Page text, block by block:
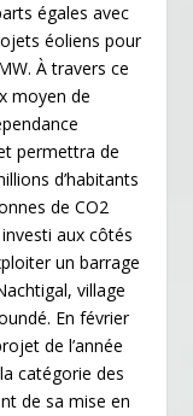
égales avec
éoliens pour
À travers ce
moyen de
permettra de
d’habitants
de CO2
aux côtés
un barrage
village
En février
de l’année
catégorie des
de sa mise en